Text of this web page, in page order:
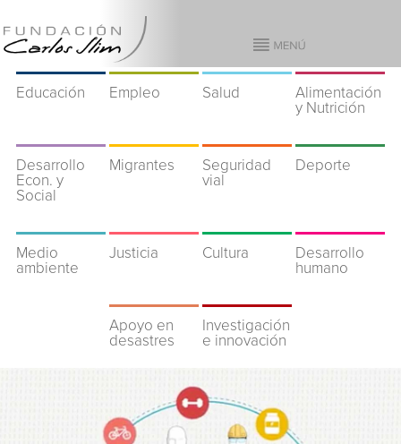
Educación Empleo Salud
Alimentación
y Nutrición
Desarrollo
Econ. y
Social
Migrantes
Seguridad
vial
Deporte
Medio
ambiente
Justicia Cultura
Desarrollo
humano
Apoyo en
desastres
Investigación
e innovación